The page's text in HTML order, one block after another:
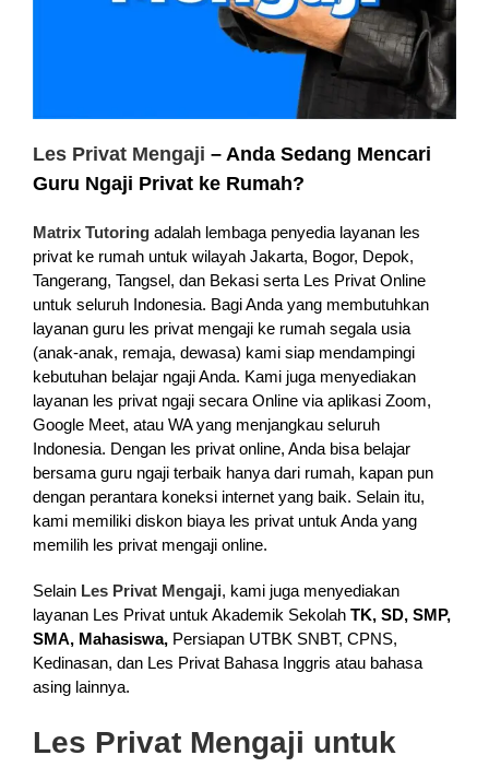
Les Privat Mengaji – Anda Sedang Mencari
Guru Ngaji Privat ke Rumah?
Matrix Tutoringadalah lembaga penyedia layanan les
privat ke rumah untuk wilayah Jakarta, Bogor, Depok,
Tangerang, Tangsel, dan Bekasi serta Les Privat Online
untuk seluruh Indonesia. Bagi Anda yang membutuhkan
layanan guru les privat mengaji ke rumah segala usia
(anak-anak, remaja, dewasa) kami siap mendampingi
kebutuhan belajar ngaji Anda. Kami juga menyediakan
layanan les privat ngaji secara Online via aplikasi Zoom,
Google Meet, atau WA yang menjangkau seluruh
Indonesia. Dengan les privat online, Anda bisa belajar
bersama guru ngaji terbaik hanya dari rumah, kapan pun
dengan perantara koneksi internet yang baik. Selain itu,
kami memiliki diskon biaya les privat untuk Anda yang
memilih les privat mengaji online.
Selain Les Privat Mengaji, kami juga menyediakan
layanan Les Privat untuk Akademik Sekolah TK, SD, SMP,
SMA, Mahasiswa,Persiapan UTBK SNBT, CPNS,
Kedinasan, dan Les Privat Bahasa Inggris atau bahasa
asing lainnya.
Les Privat Mengaji untuk